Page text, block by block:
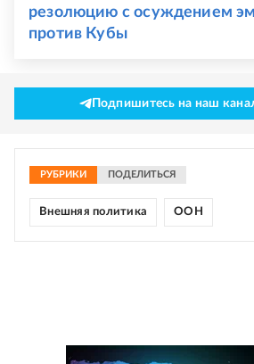
резолюцию с осуждением
против Кубы
Подпишитесь на наш
РУБРИКИ ПОДЕЛИТЬСЯ
Внешняя политика ООН